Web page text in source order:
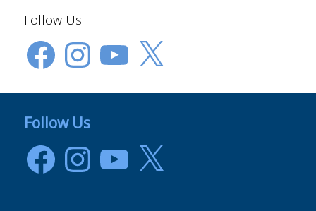
Follow Us
FacebookInstagramYouTube
X
Follow Us
FacebookInstagramYouTube
X